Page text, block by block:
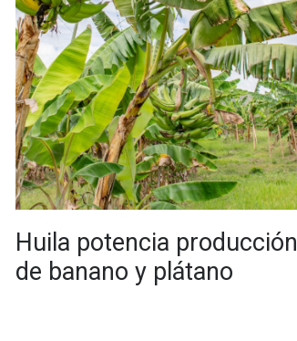
Huila potencia producción
de banano y plátano